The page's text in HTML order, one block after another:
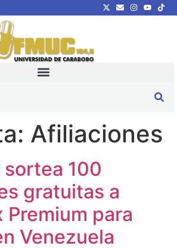
Afiliaciones
100
gratuitas a
Premium para
Venezuela